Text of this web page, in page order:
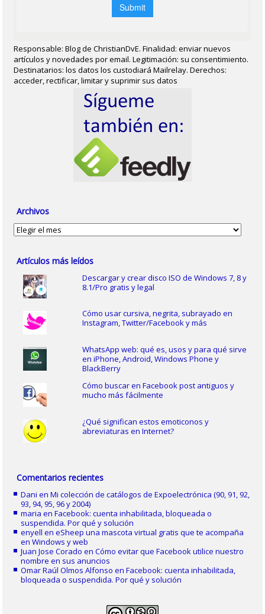
Responsable: Blog de ChristianDvE. Finalidad: enviar nuevos
artículos y novedades por email. Legitimación: su consentimiento.
Destinatarios: los datos los custodiará Mailrelay. Derechos:
acceder, rectificar, limitar y suprimir sus datos
Archivos
Archivos
Artículos más leídos
Descargar y crear disco ISO de Windows 7, 8 y
8.1/Pro gratis y legal
Cómo usar cursiva, negrita, subrayado en
Instagram, Twitter/Facebook y más
WhatsApp web: qué es, usos y para qué sirve
en iPhone, Android, Windows Phone y
BlackBerry
Cómo buscar en Facebook post antiguos y
mucho más fácilmente
¿Qué significan estos emoticonos y
abreviaturas en Internet?
Comentarios recientes
Dani enMi colección de catálogos de Expoelectrónica (90, 91, 92,
93, 94, 95, 96 y 2004)
maria enFacebook: cuenta inhabilitada, bloqueada o
suspendida. Por qué y solución
enyell eneSheep una mascota virtual gratis que te acompaña
en Windows y web
Juan Jose Corado enCómo evitar que Facebook utilice nuestro
nombre en sus anuncios
Omar Raúl Olmos Alfonso enFacebook: cuenta inhabilitada,
bloqueada o suspendida. Por qué y solución